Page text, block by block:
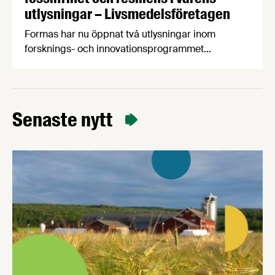
utlysningar – Livsmedelsföretagen
Formas har nu öppnat två utlysningar inom
forsknings- och innovationsprogrammet
biobaserade lösningar. Den andra är en större
resiliens inom bioekonomins primärproduktion
Senaste nytt